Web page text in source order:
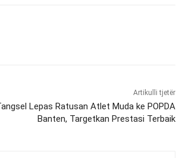
Artikulli tjetër
Lepas Ratusan Atlet Muda ke POPDA
Banten, Targetkan Prestasi Terbaik